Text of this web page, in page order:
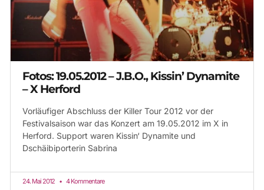
Fotos: 19.05.2012 – J.B.O., Kissin’ Dynamite
– X Herford
Vorläufiger Abschluss der Killer Tour 2012 vor der
Festivalsaison war das Konzert am 19.05.2012 im X in
Herford. Support waren Kissin‘ Dynamite und
Dschäibiporterin Sabrina
24. Mai 2012 4 Kommentare